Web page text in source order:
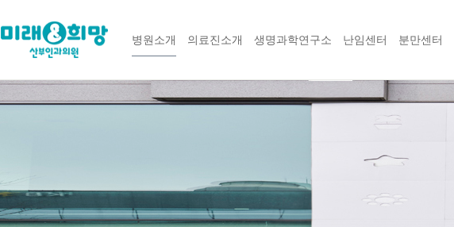
병원소개 의료진소개 생명과학연구소 난임센터 분만센터